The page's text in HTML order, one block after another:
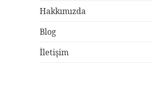
Hakkımızda
Blog
İletişim